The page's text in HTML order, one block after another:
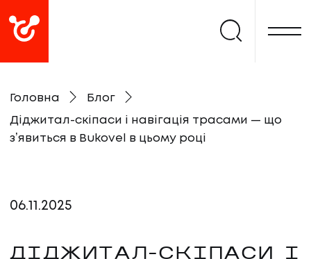
Головна Блог
Діджитал-скіпаси і навігація трасами — що
зʼявиться в Bukovel в цьому році
06.11 .2025
ДІДЖИТАЛ-СКІПАСИ І